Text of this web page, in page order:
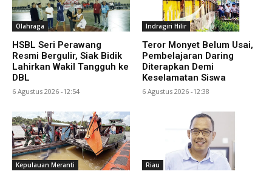
Olahraga
HSBL Seri Perawang
Resmi Bergulir, Siak Bidik
Lahirkan Wakil Tangguh ke
DBL
6 Agustus 2026 -12:54
Indragiri Hilir
Teror Monyet Belum Usai,
Pembelajaran Daring
Diterapkan Demi
Keselamatan Siswa
6 Agustus 2026 -12:38
Kepulauan Meranti Riau